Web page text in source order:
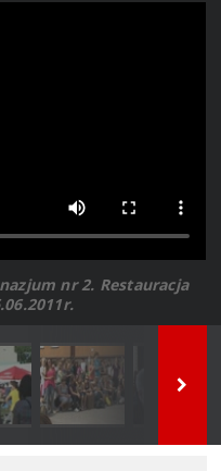
nr 2. Restauracja